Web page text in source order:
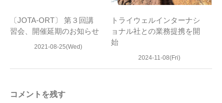
〔JOTA-ORT〕 第３回講
習会、開催延期のお知らせ
2021-08-25(Wed)
トライウェルインターナシ
ョナル社との業務提携を開
始
2024-11-08(Fri)
コメントを残す